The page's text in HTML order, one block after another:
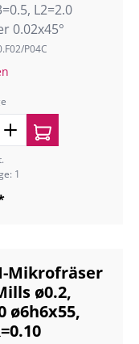
L2=2.0
0.02x45°
P04C
1
Mikrofräser
ø0.2,
ø6h6x55,